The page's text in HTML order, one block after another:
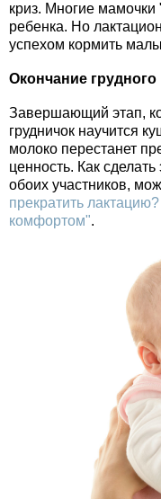
криз. Многие
ребенка. Но
успехом кормить
Окончание
Завершающий этап,
грудничок научится
молоко перестанет
ценность. Как
обоих участников,
прекратить
комфортом".